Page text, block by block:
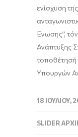
ενίσχυση
Ένωσης”,
Ανάπτυξης
τοποθέτησή
Υπουργών
18 ΙΟΥΛΊΟΥ,
SLIDER